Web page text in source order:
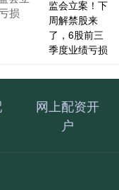
损
网上配资开
户